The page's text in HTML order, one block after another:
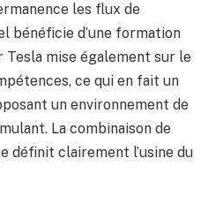
les flux de
bénéficie d’une formation
Tesla mise également sur le
ce qui en fait un
un environnement de
La combinaison de
définit clairement l’usine du